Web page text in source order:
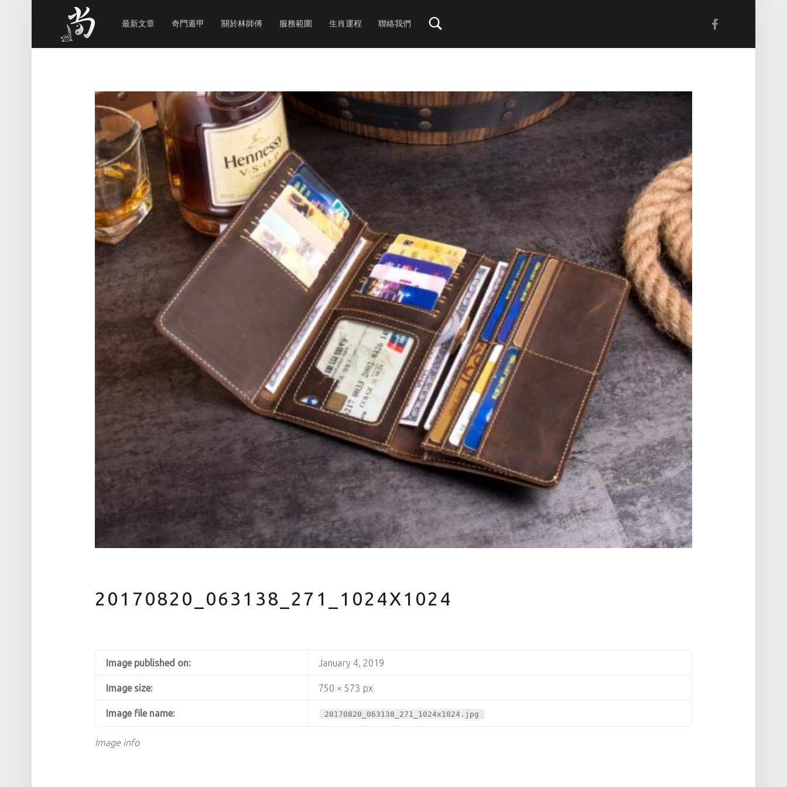
遁
甲
風
水
命
理
林師傅(Sammy Lam) 玄學顧問-奇門遁甲流年問事、增運、調整風水
最新文章 奇門遁甲 關於林師傅 服務範圍 生肖運程 聯絡我們
20170820_063138_271_1024X1024
Image info
Image published on: January 4, 2019
Image size: 750 × 573 px
Image file name: 20170820_063138_271_1024x1024.jpg